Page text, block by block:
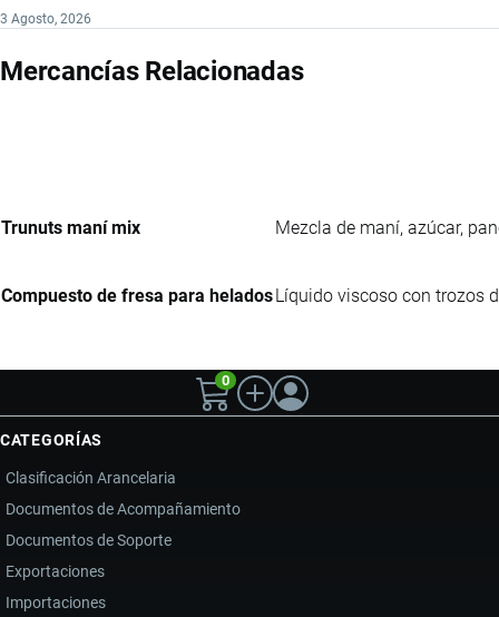
3 Agosto, 2026
Mercancías Relacionadas
Trunuts maní mix Mezcla de maní, azúcar,
Compuesto de fresa para helados Líquido viscoso con trozos
0
CATEGORÍAS
Clasificación Arancelaria
Documentos de Acompañamiento
Documentos de Soporte
Exportaciones
Importaciones